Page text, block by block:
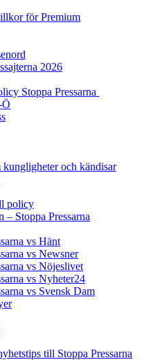
för Premium
2026
Stoppa Pressarna
och kändisar
policy
– Stoppa Pressarna
vs Hänt
vs Newsner
vs Nöjeslivet
vs Nyheter24
vs Svensk Dam
till Stoppa Pressarna